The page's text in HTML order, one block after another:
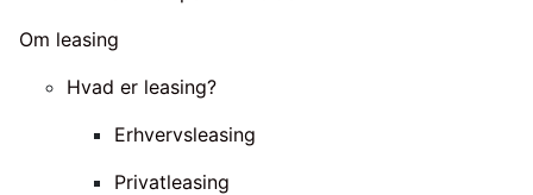
Om leasing
Hvad er leasing?
Erhvervsleasing
Privatleasing